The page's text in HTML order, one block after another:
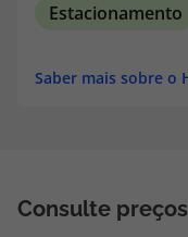
Estacionamento
Saber mais sobre o
Consulte